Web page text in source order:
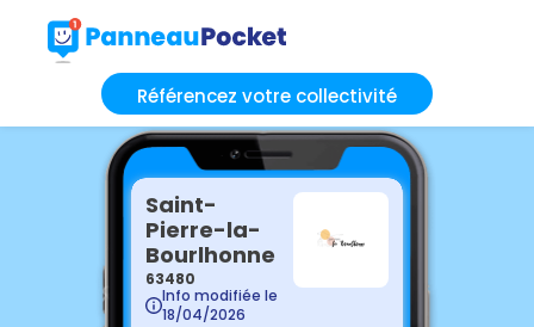
Référencez votre collectivité
Saint-
Pierre-la-
Bourlhonne
63480
Info modifiée le
18/04/2026